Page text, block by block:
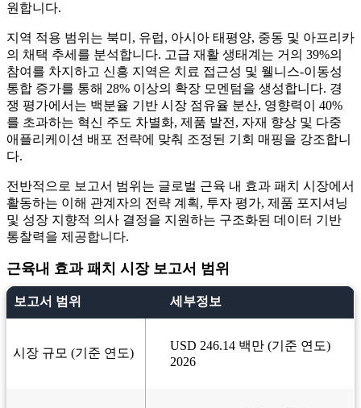
원합니다.
지역 적용 범위는 북미, 유럽, 아시아 태평양, 중동 및 아프리카
의 채택 추세를 분석합니다. 고급 재활 생태계는 거의 39%의
참여를 차지하고 신흥 지역은 치료 접근성 및 웰니스-이동성
통합 증가를 통해 28% 이상의 확장 모멘텀을 생성합니다. 경
쟁 평가에서는 백분율 기반 시장 점유율 분산, 영향력이 40%
를 초과하는 혁신 주도 차별화, 제품 발전, 자재 향상 및 다중
애플리케이션 배포 전략에 맞춰 조정된 기회 매핑을 강조합니
다.
전반적으로 보고서 범위는 글로벌 근육 내 효과 패치 시장에서
활동하는 이해 관계자의 전략 계획, 투자 평가, 제품 포지셔닝
및 성장 지향적 의사 결정을 지원하는 구조화된 데이터 기반
통찰력을 제공합니다.
근육내 효과 패치 시장 보고서 범위
보고서 범위 세부정보
시장 규모 (기준 연도)
USD 246.14 백만 (기준 연도)
2026